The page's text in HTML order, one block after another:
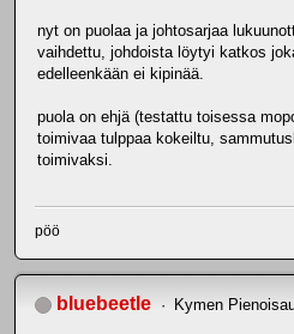
nyt on puolaa ja johtosarjaa
vaihdettu, johdoista löytyi katkos
edelleenkään ei kipinää.
puola on ehjä (testattu toisessa
toimivaa tulppaa kokeiltu,
toimivaksi.
pöö
bluebeetle Kymen